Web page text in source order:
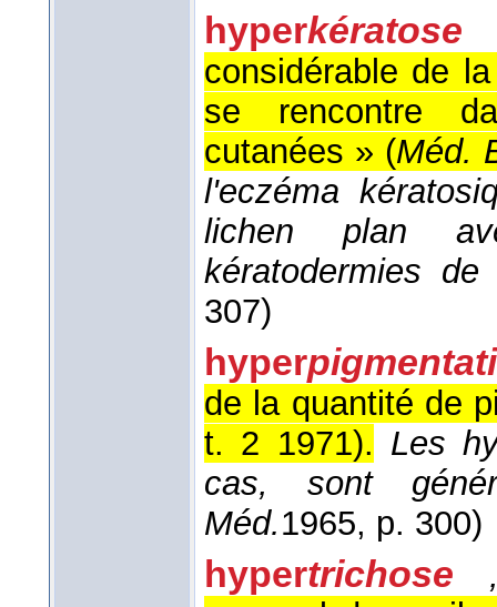
hyperkératose
considérable de
se rencontre
cutanées » (Méd.
l'eczéma
lichen plan
kératodermies
307)
hyper
de la quantité de
t. 2 1971). Les
cas, sont
Méd.1965, p. 300)
hypertrichose